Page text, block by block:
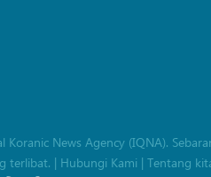
News Agency (IQNA).
terlibat. | Hubungi Kami | Tentang